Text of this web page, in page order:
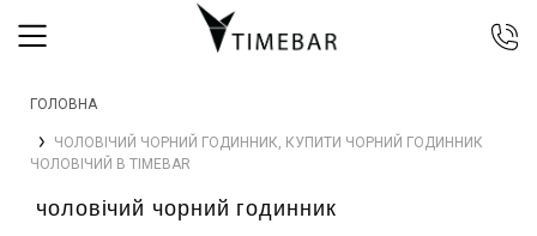
067 344 14 44 (viber)
099 399 23 80
Безкоштовно по Україні
ГОЛОВНА
ЧОЛОВІЧИЙ ЧОРНИЙ ГОДИННИК, КУПИТИ ЧОРНИЙ ГОДИННИК
ЧОЛОВІЧИЙ В TIMEBAR
чоловічий чорний годинник